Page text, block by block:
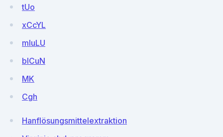
tUo
xCcYL
mluLU
blCuN
MK
Cgh
Hanflösungsmittelextraktion